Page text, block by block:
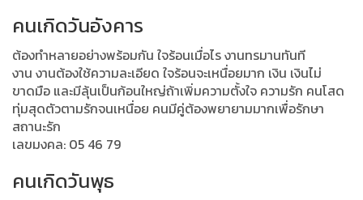
คนเกิดวันอังคาร
ต้องทำหลายอย่างพร้อมกัน ใจร้อนเมื่อไร งานทรมานทันที
งาน งานต้องใช้ความละเอียด ใจร้อนจะเหนื่อยมาก เงิน เงินไม่
ขาดมือ และมีลุ้นเป็นก้อนใหญ่ถ้าเพิ่มความตั้งใจ ความรัก คนโสด
ทุ่มสุดตัวตามรักจนเหนื่อย คนมีคู่ต้องพยายามมากเพื่อรักษา
สถานะรัก
เลขมงคล: 05 46 79
คนเกิดวันพุธ